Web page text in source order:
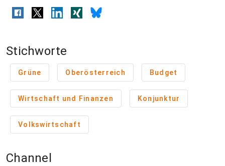
Stichworte
Grüne Oberösterreich Budget
Wirtschaft und Finanzen Konjunktur
Volkswirtschaft
Channel